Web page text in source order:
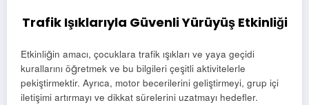
Trafik Işıklarıyla Güvenli Yürüyüş Etkinliği
Etkinliğin amacı, çocuklara trafik ışıkları ve yaya geçidi
kurallarını öğretmek ve bu bilgileri çeşitli aktivitelerle
pekiştirmektir. Ayrıca, motor becerilerini geliştirmeyi, grup içi
iletişimi artırmayı ve dikkat sürelerini uzatmayı hedefler.